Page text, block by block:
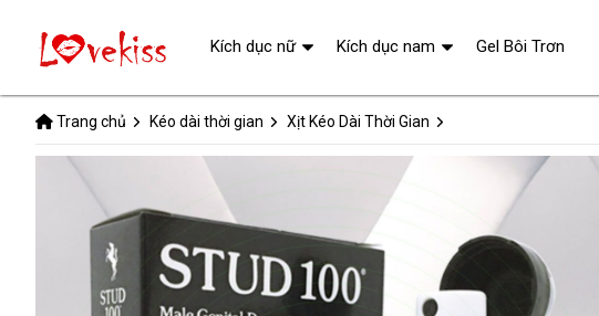
Trang chủ Kéo dài thời gian Xịt Kéo Dài Thời Gian
Kích dục nữ Kích dục nam Gel Bôi Trơn